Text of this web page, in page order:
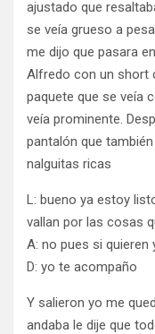
ajustado que
se veía grueso a
me dijo que pasara
Alfredo con un short
paquete que se veía
veía prominente.
pantalón que
nalguitas ricas
L: bueno ya estoy
vallan por las cosas
A: no pues si quieren
D: yo te acompaño
Y salieron yo me
andaba le dije que